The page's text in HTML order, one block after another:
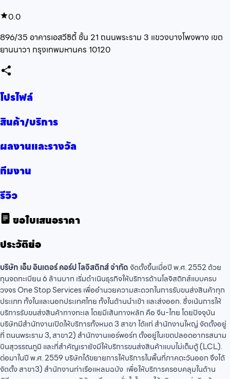
0.0
896/35 อาคารเอสวีซิตี้ ชั้น 21 ถนนพระราม 3 แขวงบางโพงพาง เขต
ยานนาวา กรุงเทพมหานคร 10120
โปรไฟล์
สินค้า/บริการ
ผลงานและรางวัล
ทีมงาน
รีวิว
ขอใบเสนอราคา
ประวัติย่อ
บริษัท เอ็ม อินเตอร์ คอร์ป โลจิสติกส์ จำกัดจัดตั้งขึ้นเมื่อปี พ.ศ. 2552 ด้วย
ทุนจดทะเบียน 6 ล้านบาท เริ่มดำเนินธุรกิจให้บริการด้านโลจิสติกส์แบบครบ
วงจร One Stop Services เพื่ออำนวยความสะดวกในการรับขนส่งสินค้าทุก
ประเภท ทั้งในและนอกประเทศไทย ทั้งในด้านนำเข้า และส่งออก. ซึ่งเน้นการให้
บริการรับขนส่งสินค้าทางทะเล โดยมีเส้นทางหลัก คือ จีน-ไทย โดยปัจจุบัน
บริษัทมีสำนักงานเปิดให้บริการทั้งหมด 3 สาขา ได้แก่ สำนักงานใหญ่ จัดตั้งอยู่
ที่ ถนนพระราม 3, สาขา2) สำนักงานแอร์พอร์ท ตั้งอยู่ในเขตปลอดอากรสนาม
บินสุวรรณภูมิ และที่สำคัญเรายังมีให้บริการขนส่งสินค้าแบบไม่เต็มตู้ (LCL).
ต่อมาในปี พ.ศ. 2559 บริษัทได้ขยายการให้บริการในพื้นที่ภาคตะวันออก จึงได้
จัดตั้ง สาขา3) สำนักงานท่าเรือแหลมฉบัง เพื่อให้บริการครอบคลุมในด้าน